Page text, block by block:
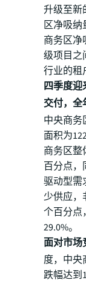
升级至新
区净吸纳
商务区净
级项目之
行业的租
四季度迎
交付，全
中央商务
面积为
商务区整
百分点，
驱动型需
少供应，
个百分点
29.0%。
面对市场
度，中央
跌幅达到